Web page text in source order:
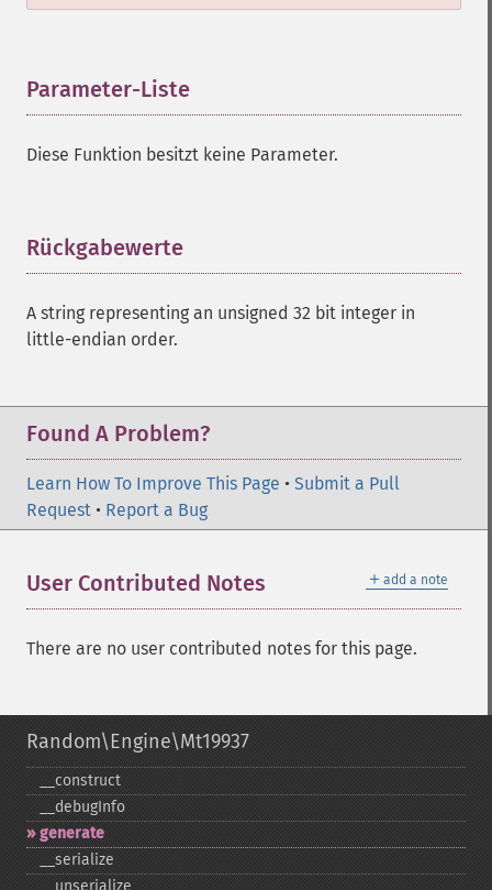
Parameter-Liste
Diese Funktion besitzt keine Parameter.
Rückgabewerte
A string representing an unsigned 32 bit integer in
little-endian order.
Found A Problem?
Learn How To Improve This Page • Submit a Pull
Request • Report a Bug
＋ add a note
User Contributed Notes
There are no user contributed notes for this page.
Random\Engine\Mt19937
_​_​construct
_​_​debugInfo
generate
_​_​serialize
_​_​unserialize